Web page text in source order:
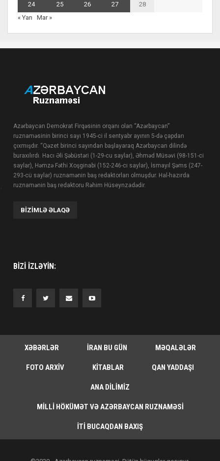
24 25 26 27
28
« Yan
Mar »
Azərbaycan Demokrat Firqəsinin orqanı olan “Azərbaycan”
ruznaməsinin birinci sayı 1945-ci il sentyabr ayının 5-də çapdan
çıxmışdır. “Qəzet birinci sayından başlayaraq Azərbaycan dilində
buraxılırdı. Hacı Əli Şəbüstəri (1-29-cu saylar), Əhməd Müsəvi (98-151-ci
saylar), Həmzə Fəthi Xoşginabi (152-246-cı saylar), İsmayıl Şəms (247-
293-cü saylar) ruznamənin baş redaktorları olmuşdur. Hal-hazırda
ruznamənin baş redaktoru Rəhim Hüseynzadədir.
BIZIMLƏ ƏLAQƏ
BIZI IZLƏYIN:
XƏBƏRLƏR İRAN BU GÜN MƏQALƏLƏR
FOTO ARXIV KITABLAR QAN YADDAŞI
ANA DILIMIZ
MILLI HÖKÜMƏT VƏ AZƏRBAYCAN RUZNAMƏSI
İTI BUCAQDAN BAXIŞ